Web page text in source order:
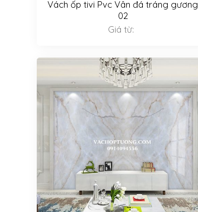
Vách ốp tivi Pvc Vân đá tráng gương
02
Giá từ: